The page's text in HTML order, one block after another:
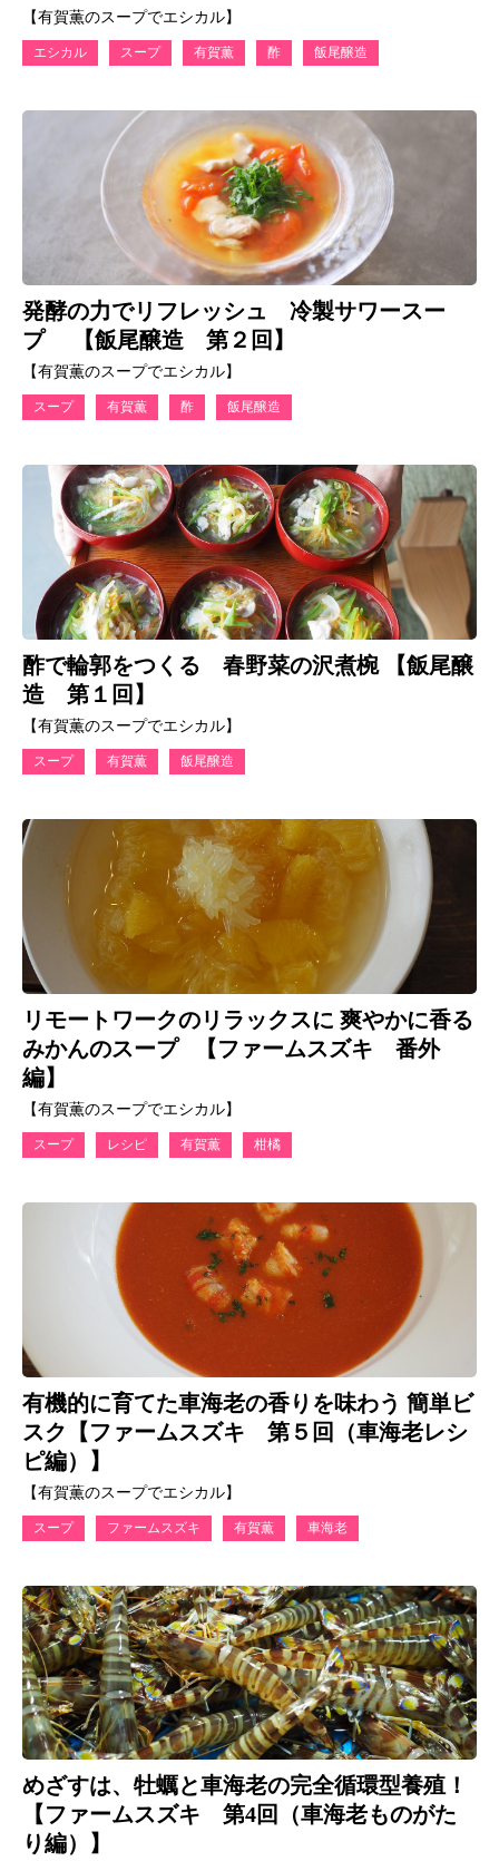
【有賀薫のスープでエシカル】
エシカル スープ 有賀薫 酢 飯尾醸造
発酵の力でリフレッシュ 冷製サワースー
プ 【飯尾醸造 第２回】
【有賀薫のスープでエシカル】
スープ 有賀薫 酢 飯尾醸造
酢で輪郭をつくる 春野菜の沢煮椀 【飯尾醸
造 第１回】
【有賀薫のスープでエシカル】
スープ 有賀薫 飯尾醸造
リモートワークのリラックスに 爽やかに香る
みかんのスープ 【ファームスズキ 番外
編】
【有賀薫のスープでエシカル】
スープ レシピ 有賀薫 柑橘
有機的に育てた車海老の香りを味わう 簡単ビ
スク【ファームスズキ 第５回（車海老レシ
ピ編）】
【有賀薫のスープでエシカル】
スープ ファームスズキ 有賀薫 車海老
めざすは、牡蠣と車海老の完全循環型養殖！
【ファームスズキ 第4回（車海老ものがた
り編）】